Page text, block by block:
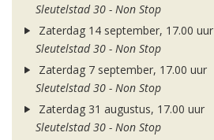
Sleutelstad 30 - Non Stop
Zaterdag 14 september, 17.00 uur
Sleutelstad 30 - Non Stop
Zaterdag 7 september, 17.00 uur
Sleutelstad 30 - Non Stop
Zaterdag 31 augustus, 17.00 uur
Sleutelstad 30 - Non Stop